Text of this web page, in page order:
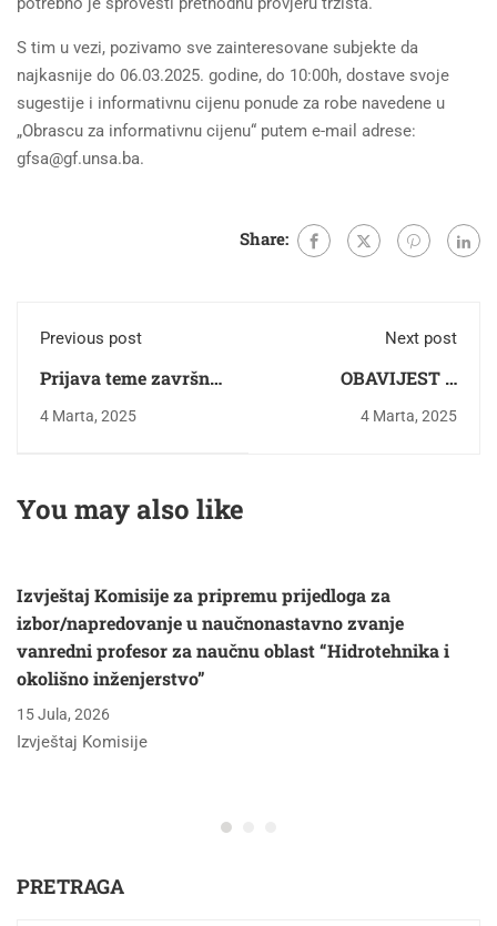
S tim u vezi, pozivamo sve zainteresovane subjekte da
najkasnije do 06.03.2025. godine, do 10:00h, dostave svoje
sugestije i informativnu cijenu ponude za robe navedene u
„Obrascu za informativnu cijenu“ putem e-mail adrese:
gfsa@gf.unsa.ba.
Share:
Previous post
Prijava teme završnih
radova
4 Marta, 2025
Next post
OBAVIJEST O
ODBRANI
4 Marta, 2025
You may also like
Izvještaj Komisije za pripremu prijedloga za
izbor/napredovanje u naučnonastavno zvanje
vanredni profesor za naučnu oblast “Hidrotehnika i
okolišno inženjerstvo”
15 Jula, 2026
Izvještaj Komisije
PRETRAGA